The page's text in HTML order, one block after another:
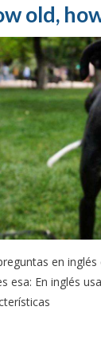
old,
en
esa: En inglés